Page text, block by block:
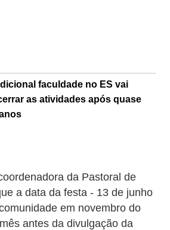
faculdade no ES vai
as atividades após quase
da Pastoral de
a data da festa - 13 de junho
em novembro do
antes da divulgação da